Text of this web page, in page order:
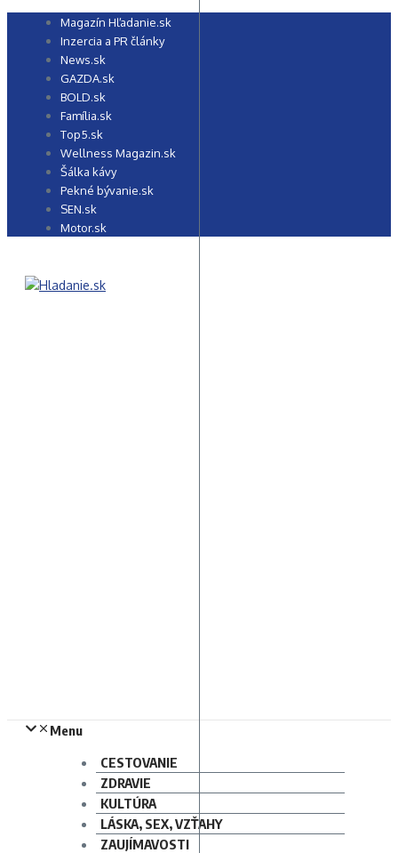
Preskočiť Magazín Hľadanie.sk
Inzercia a PR články
News.sk
GAZDA.sk
BOLD.sk
Família.sk
Top5.sk
Wellness Magazin.sk
Šálka kávy
Pekné bývanie.sk
SEN.sk
Motor.sk
Menu
CESTOVANIE
ZDRAVIE
KULTÚRA
LÁSKA, SEX, VZŤAHY
ZAUJÍMAVOSTI